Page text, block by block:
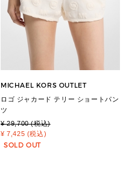
MICHAEL KORS OUTLET
ロゴ ジャカード テリー ショートパン
ツ
¥ 29,700 (税込)
¥ 7,425 (税込)
SOLD OUT